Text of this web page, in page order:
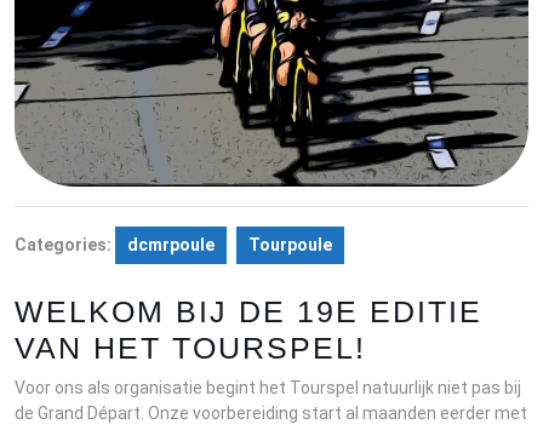
Categories: dcmrpoule Tourpoule
WELKOM BIJ DE 19E EDITIE
VAN HET TOURSPEL!
Voor ons als organisatie begint het Tourspel natuurlijk niet pas bij
de Grand Départ. Onze voorbereiding start al maanden eerder met